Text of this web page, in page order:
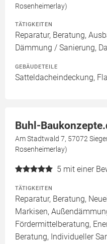
Rosenheimerlay)
TÄTIGKEITEN
Reparatur, Beratung,
Dämmung / Sanierung,
GEBÄUDETEILE
Satteldacheindeckung,
Buhl-
Am Stadtwald 7, 57072
Rosenheimerlay)
5 mit einer
TÄTIGKEITEN
Reparatur, Beratung,
Markisen,
Fördermittelberatung,
Beratung, Individueller